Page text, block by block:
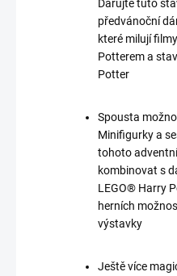
Darujte tuto
předvánoční
které milují
Potterem a
Potter
Spousta
Minifigurky a
tohoto
kombinovat s
LEGO® Harry
herních
výstavky
Ještě více